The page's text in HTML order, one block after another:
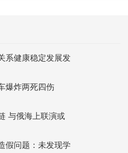
系健康稳定发展发
爆炸两死四伤
与俄海上联演或
假问题：未发现学